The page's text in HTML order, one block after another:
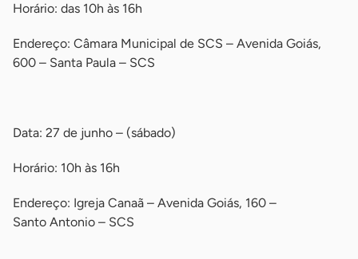
Horário: das 10h às 16h
Endereço: Câmara Municipal de SCS – Avenida Goiás,
600 – Santa Paula – SCS
Data: 27 de junho – (sábado)
Horário: 10h às 16h
Endereço: Igreja Canaã – Avenida Goiás, 160 –
Santo Antonio – SCS